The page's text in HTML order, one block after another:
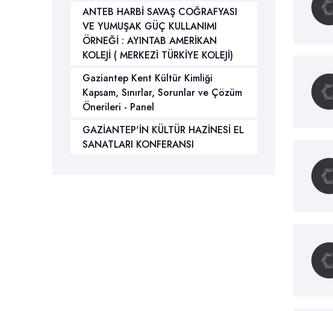
ANTEB HARBİ SAVAŞ COĞRAFYASI
VE YUMUŞAK GÜÇ KULLANIMI
ÖRNEĞİ : AYINTAB AMERİKAN
KOLEJİ ( MERKEZİ TÜRKİYE KOLEJİ)
Gaziantep Kent Kültür Kimliği
Kapsam, Sınırlar, Sorunlar ve Çözüm
Önerileri - Panel
GAZİANTEP'İN KÜLTÜR HAZİNESİ EL
SANATLARI KONFERANSI